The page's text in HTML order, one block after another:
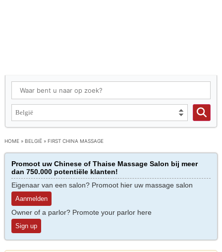
HOME » BELGIË » FIRST CHINA MASSAGE
Promoot uw Chinese of Thaise Massage Salon bij meer
dan 750.000 potentiële klanten!
Eigenaar van een salon? Promoot hier uw massage salon
Aanmelden
Owner of a parlor? Promote your parlor here
Sign up